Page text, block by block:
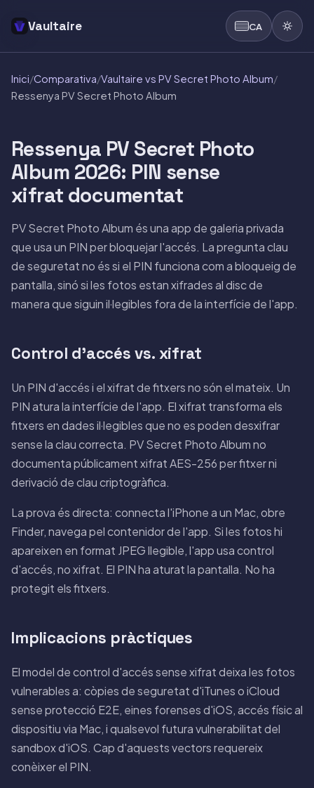
Vaultaire CA
Inici/Comparativa/Vaultaire vs PV Secret Photo Album/
Ressenya PV Secret Photo Album
Ressenya PV Secret Photo
Album 2026: PIN sense
xifrat documentat
PV Secret Photo Album és una app de galeria privada
que usa un PIN per bloquejar l'accés. La pregunta clau
de seguretat no és si el PIN funciona com a bloqueig de
pantalla, sinó si les fotos estan xifrades al disc de
manera que siguin il·legibles fora de la interfície de l'app.
Control d'accés vs. xifrat
Un PIN d'accés i el xifrat de fitxers no són el mateix. Un
PIN atura la interfície de l'app. El xifrat transforma els
fitxers en dades il·legibles que no es poden desxifrar
sense la clau correcta. PV Secret Photo Album no
documenta públicament xifrat AES-256 per fitxer ni
derivació de clau criptogràfica.
La prova és directa: connecta l'iPhone a un Mac, obre
Finder, navega pel contenidor de l'app. Si les fotos hi
apareixen en format JPEG llegible, l'app usa control
d'accés, no xifrat. El PIN ha aturat la pantalla. No ha
protegit els fitxers.
Implicacions pràctiques
El model de control d'accés sense xifrat deixa les fotos
vulnerables a: còpies de seguretat d'iTunes o iCloud
sense protecció E2E, eines forenses d'iOS, accés físic al
dispositiu via Mac, i qualsevol futura vulnerabilitat del
sandbox d'iOS. Cap d'aquests vectors requereix
conèixer el PIN.